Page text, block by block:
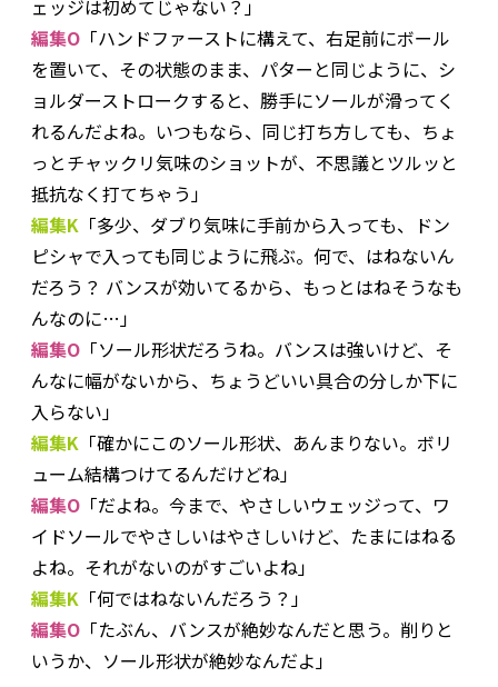
ェッジは初めてじゃない？」
編集O 「ハンドファーストに構えて、右足前にボール
を置いて、その状態のまま、パターと同じように、シ
ョルダーストロークすると、勝手にソールが滑ってく
れるんだよね。いつもなら、同じ打ち方しても、ちょ
っとチャックリ気味のショットが、不思議とツルッと
抵抗なく打てちゃう」
編集K 「多少、ダブり気味に手前から入っても、ドン
ピシャで入っても同じように飛ぶ。何で、はねないん
だろう？ バンスが効いてるから、もっとはねそうなも
んなのに…」
編集O 「ソール形状だろうね。バンスは強いけど、そ
んなに幅がないから、ちょうどいい具合の分しか下に
入らない」
編集K 「確かにこのソール形状、あんまりない。ボリ
ューム結構つけてるんだけどね」
編集O 「だよね。今まで、やさしいウェッジって、ワ
イドソールでやさしいはやさしいけど、たまにはねる
よね。それがないのがすごいよね」
編集K 「何ではねないんだろう？」
編集O 「たぶん、バンスが絶妙なんだと思う。削りと
いうか、ソール形状が絶妙なんだよ」